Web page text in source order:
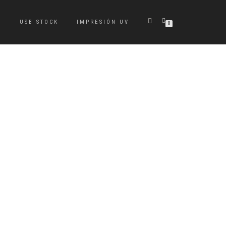
USB STOCK IMPRESIÓN UV 0